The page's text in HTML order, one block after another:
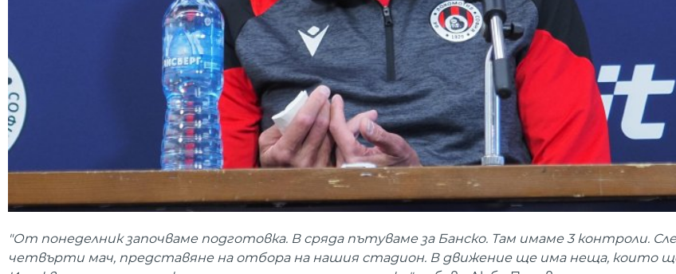
"От понеделник започваме подготовка. В сряда пътуваме за Банско. Там имаме 3 контроли.
четвърти мач, представяне на отбора на нашия стадион. В движение ще има неща, които